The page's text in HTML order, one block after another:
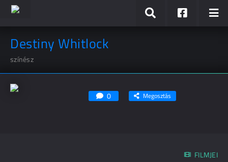
Destiny Whitlock
színész
0 Megosztás
FILMJEI